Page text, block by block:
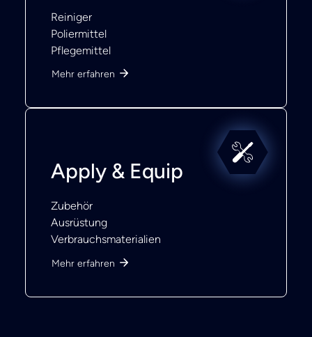
Reiniger
Poliermittel
Pflegemittel
Mehr erfahren
Apply & Equip
Zubehör
Ausrüstung
Verbrauchsmaterialien
Mehr erfahren